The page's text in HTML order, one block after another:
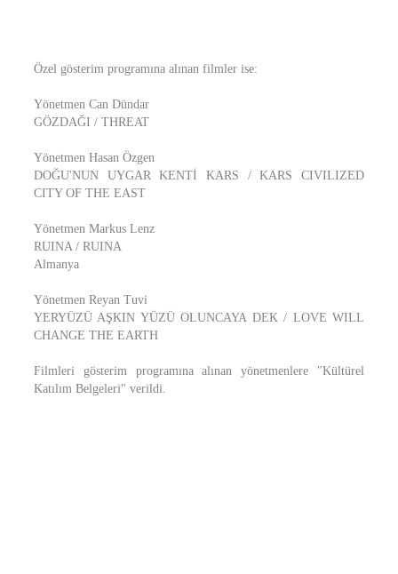
Özel gösterim programına alınan filmler ise:
Yönetmen Can Dündar
GÖZDAĞI / THREAT
Yönetmen Hasan Özgen
DOĞU'NUN UYGAR KENTİ KARS / KARS CIVILIZED
CITY OF THE EAST
Yönetmen Markus Lenz
RUINA / RUINA
Almanya
Yönetmen Reyan Tuvi
YERYÜZÜ AŞKIN YÜZÜ OLUNCAYA DEK / LOVE WILL
CHANGE THE EARTH
Filmleri gösterim programına alınan yönetmenlere "Kültürel
Katılım Belgeleri" verildi.